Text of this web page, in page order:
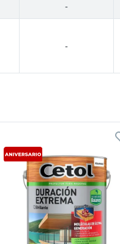
-
-
Vista rápida